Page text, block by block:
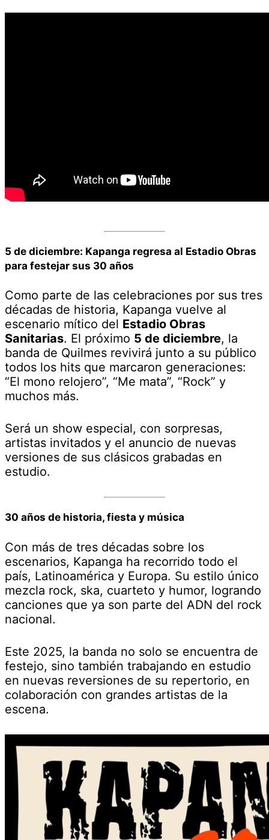
5 de diciembre: Kapanga regresa al Estadio Obras
para festejar sus 30 años
Como parte de las celebraciones por sus tres
décadas de historia, Kapanga vuelve al
escenario mítico del Estadio Obras
Sanitarias. El próximo 5 de diciembre, la
banda de Quilmes revivirá junto a su público
todos los hits que marcaron generaciones:
“El mono relojero”, “Me mata”, “Rock” y
muchos más.
Será un show especial, con sorpresas,
artistas invitados y el anuncio de nuevas
versiones de sus clásicos grabadas en
estudio.
30 años de historia, fiesta y música
Con más de tres décadas sobre los
escenarios, Kapanga ha recorrido todo el
país, Latinoamérica y Europa. Su estilo único
mezcla rock, ska, cuarteto y humor, logrando
canciones que ya son parte del ADN del rock
nacional.
Este 2025, la banda no solo se encuentra de
festejo, sino también trabajando en estudio
en nuevas reversiones de su repertorio, en
colaboración con grandes artistas de la
escena.